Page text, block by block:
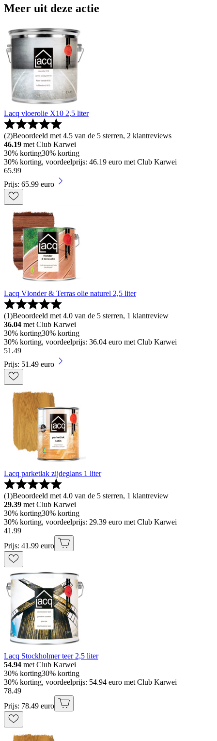
Meer uit deze actie
Lacq vloerolie X10 2,5 liter
(2)Beoordeeld met 4.5 van de 5 sterren, 2 klantreviews
46.19 met Club Karwei
30% korting30% korting
30% korting, voordeelprijs: 46.19 euro met Club Karwei
65.99
Prijs: 65.99 euro
Lacq Vlonder & Terras olie naturel 2,5 liter
(1)Beoordeeld met 4.0 van de 5 sterren, 1 klantreview
36.04 met Club Karwei
30% korting30% korting
30% korting, voordeelprijs: 36.04 euro met Club Karwei
51 .49
Prijs: 51.49 euro
Lacq parketlak zijdeglans 1 liter
(1)Beoordeeld met 4.0 van de 5 sterren, 1 klantreview
29.39 met Club Karwei
30% korting30% korting
30% korting, voordeelprijs: 29.39 euro met Club Karwei
41 .99
Prijs: 41.99 euro
Lacq Stockholmer teer 2,5 liter
54.94 met Club Karwei
30% korting30% korting
30% korting, voordeelprijs: 54.94 euro met Club Karwei
78.49
Prijs: 78.49 euro